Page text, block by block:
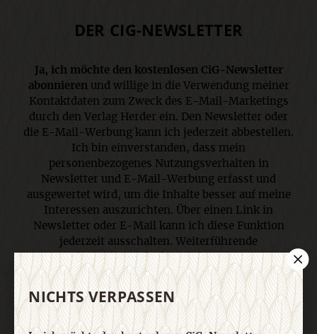
DER CIG-NEWSLETTER
Ja, ich möchte den kostenlosen CiG-Newsletter
abonnieren und willige in die Verwendung meiner
Kontaktdaten zum Zweck des E-Mail-Marketings
durch den Verlag Herder ein. Den Newsletter oder
die E-Mail-Werbung kann ich jederzeit abbestellen.
Ich bin einverstanden, dass mein
personenbezogenes Nutzungsverhalten in
Newsletter und E-Mail-Werbung erfasst und
ausgewertet wird, um die Inhalte besser auf meine
Interessen auszurichten. Über einen Link in
Newsletter oder E-Mail kann ich diese Funktion
jederzeit ausschalten. Weiterführende
Informationen finden Sie in unseren
Datenschutzhinweisen.
E-Mail
NICHTS VERPASSEN